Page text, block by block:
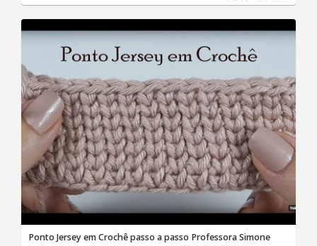
Ponto Jersey em Crochê passo a passo Professora Simone